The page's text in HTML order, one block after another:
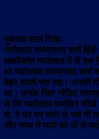
मुबारक साल गिरह-
प्यारेलाल रामप्रसाद शर्मा
लक्ष्मीकांत प्यारेलाल में से एक
था प्यारेलाल रामप्रसाद
बेहद संघर्ष भरा रहा। उनकी
था। उनके पिता ‘पंडित
थे कि प्यारेलाल वायलिन
थे, वे घर घर जाते थे जब भी
और साथ में प्यारे को भी ले